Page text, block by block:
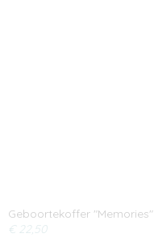
Geboortekoffer "Memories"
€ 22,50